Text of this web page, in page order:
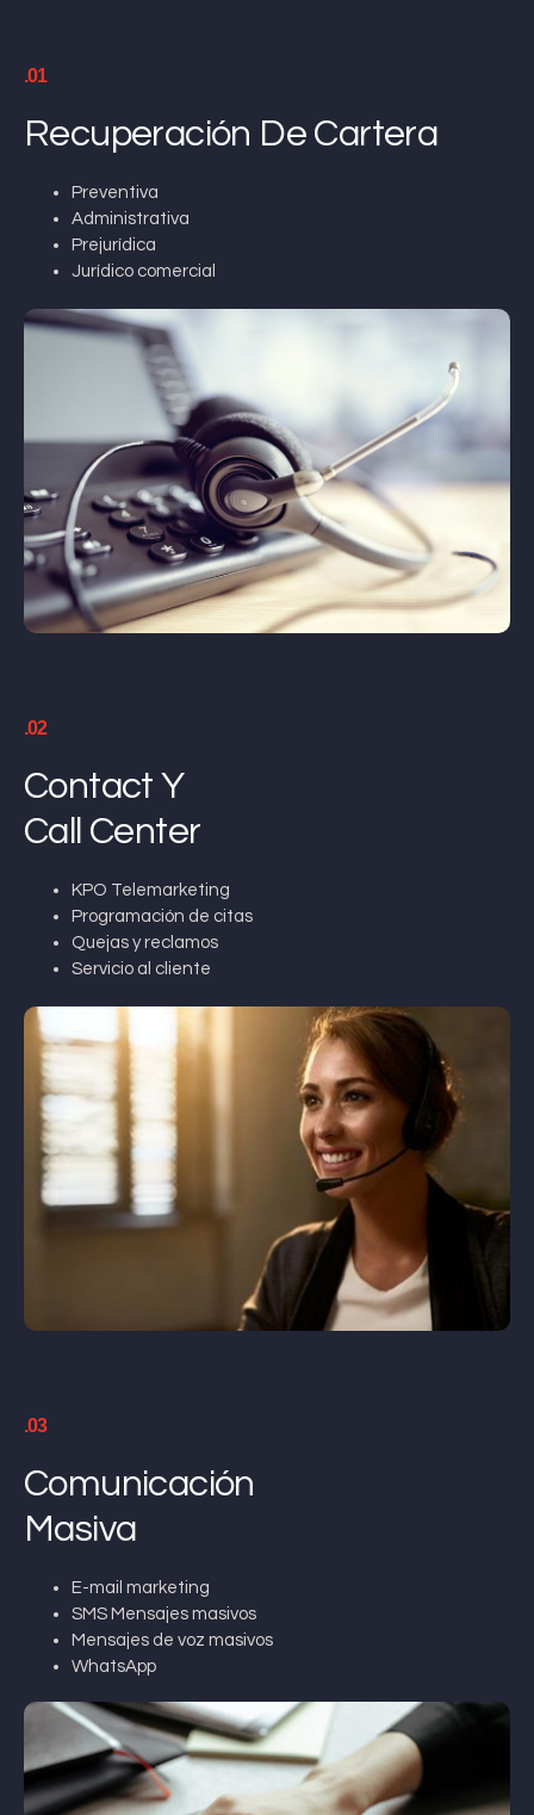
.01
Recuperación De Cartera
Preventiva
Administrativa
Prejurídica
Jurídico comercial
.02
Contact Y
Call Center
KPO Telemarketing
Programación de citas
Quejas y reclamos
Servicio al cliente
.03
Comunicación
Masiva
E-mail marketing
SMS Mensajes masivos
Mensajes de voz masivos
WhatsApp